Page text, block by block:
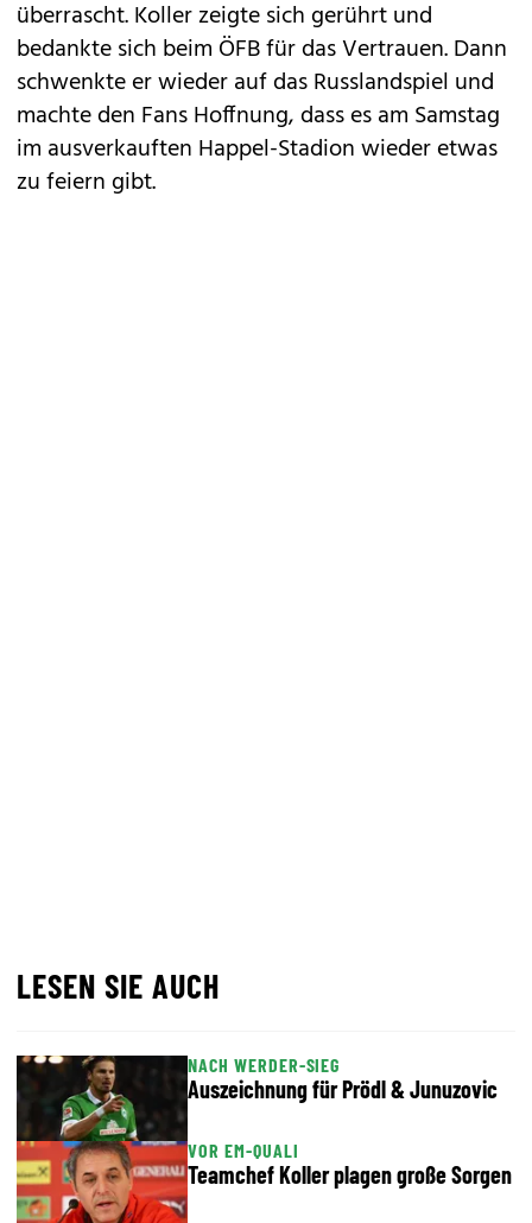
überrascht. Koller zeigte sich gerührt und
bedankte sich beim ÖFB für das Vertrauen. Dann
schwenkte er wieder auf das Russlandspiel und
machte den Fans Hoffnung, dass es am Samstag
im ausverkauften Happel-Stadion wieder etwas
zu feiern gibt.
LESEN SIE AUCH
NACH WERDER-SIEG
Auszeichnung für Prödl & Junuzovic
VOR EM-QUALI
Teamchef Koller plagen große Sorgen